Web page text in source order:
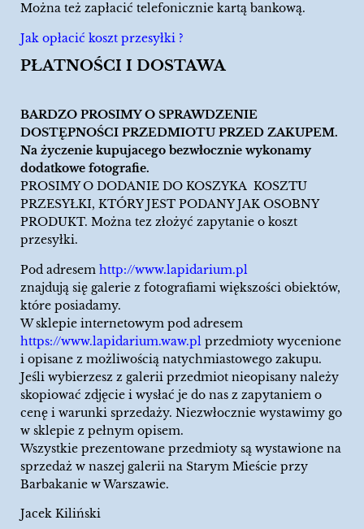
Można też zapłacić telefonicznie kartą bankową.
Jak opłacić koszt przesyłki ?
PŁATNOŚCI I DOSTAWA
BARDZO PROSIMY O SPRAWDZENIE
DOSTĘPNOŚCI PRZEDMIOTU PRZED ZAKUPEM.
Na życzenie kupujacego bezwłocznie wykonamy
dodatkowe fotografie.
PROSIMY O DODANIE DO KOSZYKA KOSZTU
PRZESYŁKI, KTÓRY JEST PODANY JAK OSOBNY
PRODUKT. Można tez złożyć zapytanie o koszt
przesyłki.
Pod adresem http://www.lapidarium.pl
znajdują się galerie z fotografiami większości obiektów,
które posiadamy.
W sklepie internetowym pod adresem
https://www.lapidarium.waw.pl przedmioty wycenione
i opisane z możliwością natychmiastowego zakupu.
Jeśli wybierzesz z galerii przedmiot nieopisany należy
skopiować zdjęcie i wysłać je do nas z zapytaniem o
cenę i warunki sprzedaży. Niezwłocznie wystawimy go
w sklepie z pełnym opisem.
Wszystkie prezentowane przedmioty są wystawione na
sprzedaż w naszej galerii na Starym Mieście przy
Barbakanie w Warszawie.
Jacek Kiliński